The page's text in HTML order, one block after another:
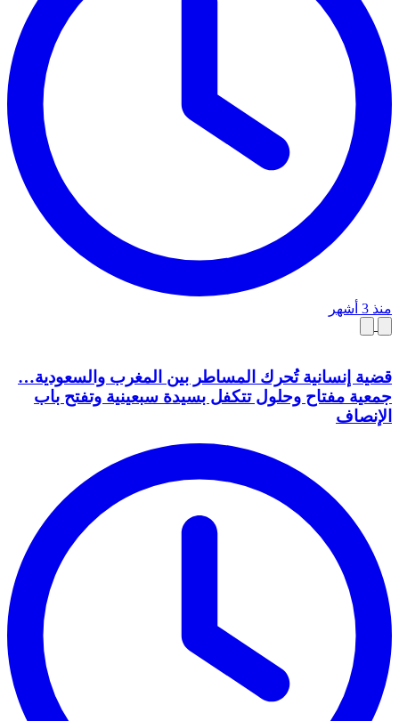
منذ 3 أشهر
قضية إنسانية تُحرك المساطر بين المغرب والسعودية…
جمعية مفتاح وحلول تتكفل بسيدة سبعينية وتفتح باب
الإنصاف